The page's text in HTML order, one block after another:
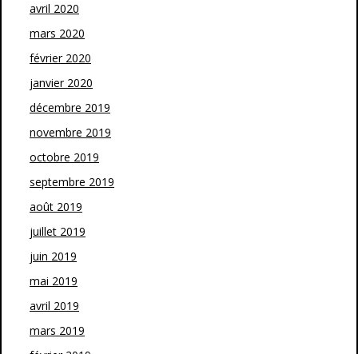
avril 2020
mars 2020
février 2020
janvier 2020
décembre 2019
novembre 2019
octobre 2019
septembre 2019
août 2019
juillet 2019
juin 2019
mai 2019
avril 2019
mars 2019